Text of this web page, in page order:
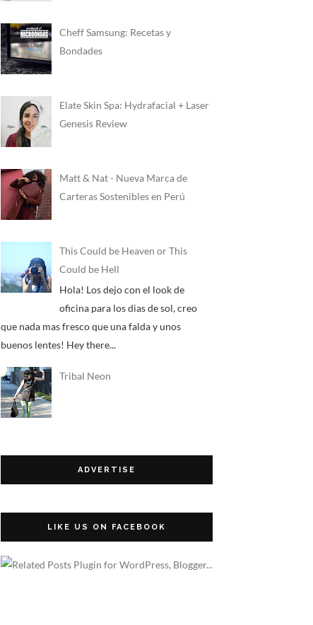
Cheff Samsung: Recetas y
Bondades
Elate Skin Spa: Hydrafacial + Laser
Genesis Review
Matt & Nat - Nueva Marca de
Carteras Sostenibles en Perú
This Could be Heaven or This
Could be Hell
Hola! Los dejo con el look de
oficina para los dias de sol, creo
que nada mas fresco que una falda y unos
buenos lentes! Hey there...
Tribal Neon
ADVERTISE
LIKE US ON FACEBOOK